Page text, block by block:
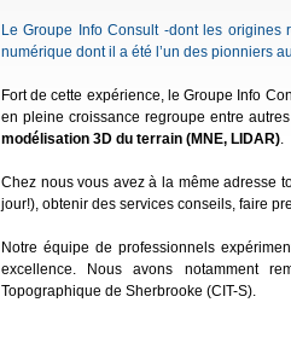
Le Groupe Info Consult -dont les
numérique dont il a été l’un des pionniers
Fort de cette expérience, le Groupe Info
en pleine croissance regroupe entre
modélisation 3D du terrain (MNE, LIDAR).
Chez nous vous avez à la même adresse
jour!), obtenir des services conseils, faire
Notre équipe de professionnels
excellence. Nous avons notamment
Topographique de Sherbrooke (CIT-S).